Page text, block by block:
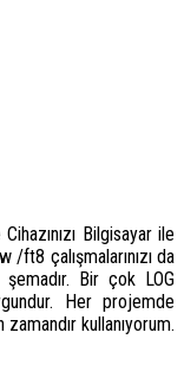
Bilgisayar ile
ft8 çalışmalarınızı da
Bir çok LOG
Her projemde
kullanıyorum.